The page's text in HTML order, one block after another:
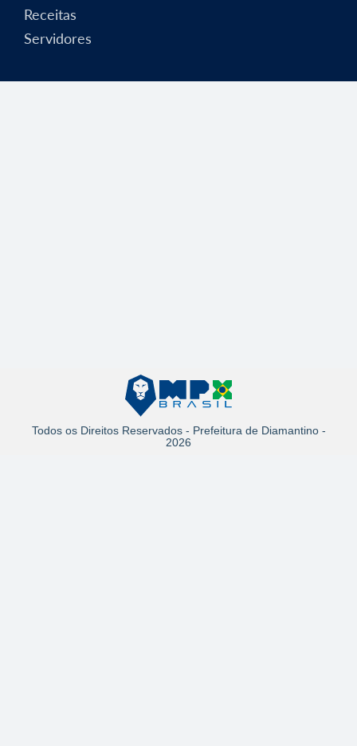
Receitas
Servidores
Todos os Direitos Reservados - Prefeitura de Diamantino -
2026